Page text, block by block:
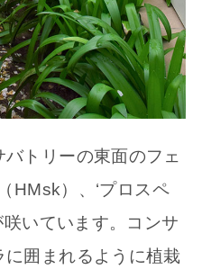
トリーの東面のフェ
HMsk）、‘プロスペ
咲いています。コンサ
囲まれるように植栽